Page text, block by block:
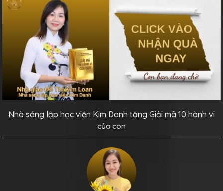
Nhà sáng lập học viện Kim Danh tặng Giải mã 10 hành vi
của con